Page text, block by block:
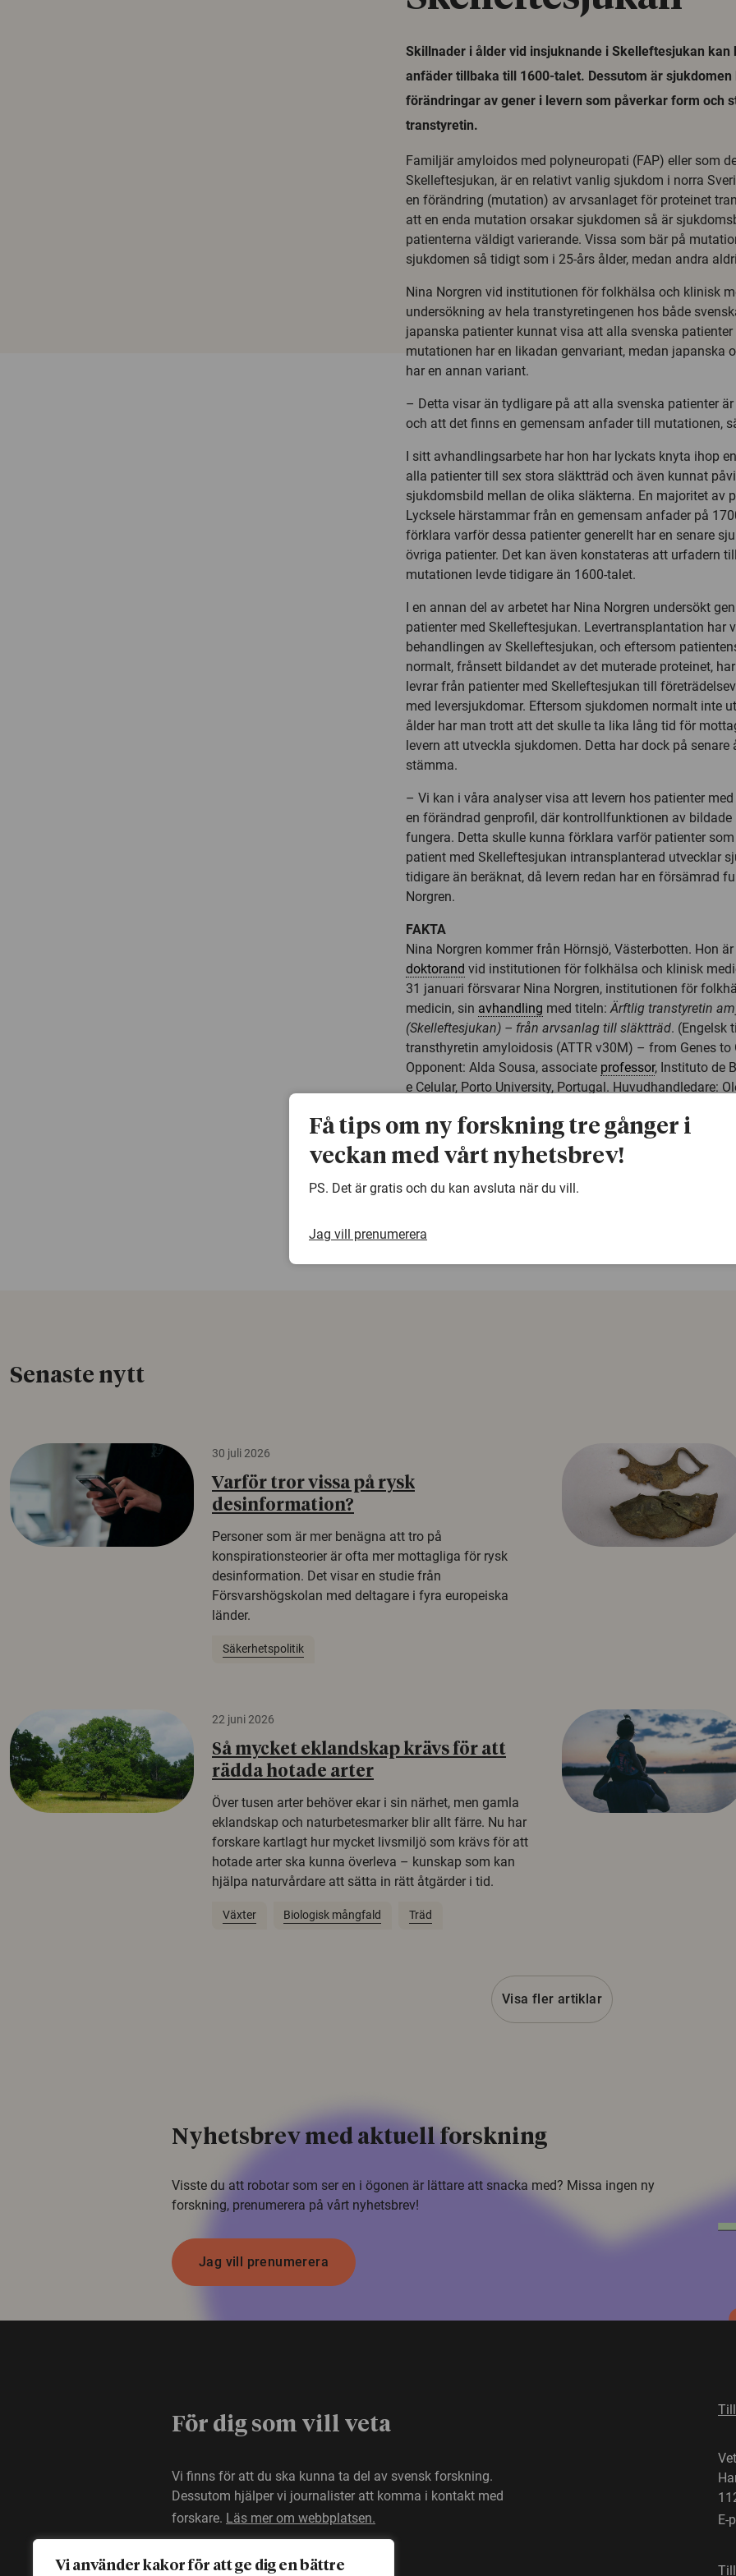
Vi använder kakor för att ge dig en bättre
Skillnader i ålder vid insjuknande i Skelleftesjukan kan
anfäder tillbaka till 1600-talet. Dessutom är
förändringar av gener i levern som påverkar form och
transtyretin.
Familjär amyloidos med polyneuropati (FAP) eller som
Skelleftesjukan, är en relativt vanlig sjukdom i norra
en förändring (mutation) av arvsanlaget för proteinet
att en enda mutation orsakar sjukdomen så är
patienterna väldigt varierande. Vissa som bär på
sjukdomen så tidigt som i 25-års ålder, medan andra
Nina Norgren vid institutionen för folkhälsa och klinisk
undersökning av hela transtyretingenen hos både
japanska patienter kunnat visa att alla svenska patienter
mutationen har en likadan genvariant, medan japanska
har en annan variant.
– Detta visar än tydligare på att alla svenska patienter
och att det finns en gemensam anfader till mutationen,
I sitt avhandlingsarbete har hon har lyckats knyta ihop
alla patienter till sex stora släktträd och även kunnat
sjukdomsbild mellan de olika släkterna. En majoritet av
Lycksele härstammar från en gemensam anfader på
förklara varför dessa patienter generellt har en senare
övriga patienter. Det kan även konstateras att urfadern
mutationen levde tidigare än 1600-talet.
I en annan del av arbetet har Nina Norgren undersökt
patienter med Skelleftesjukan. Levertransplantation har
behandlingen av Skelleftesjukan, och eftersom
normalt, frånsett bildandet av det muterade proteinet,
levrar från patienter med Skelleftesjukan till
med leversjukdomar. Eftersom sjukdomen normalt inte
ålder har man trott att det skulle ta lika lång tid för
levern att utveckla sjukdomen. Detta har dock på senare
stämma.
– Vi kan i våra analyser visa att levern hos patienter
en förändrad genprofil, där kontrollfunktionen av bildade
fungera. Detta skulle kunna förklara varför patienter
patient med Skelleftesjukan intransplanterad utvecklar
tidigare än beräknat, då levern redan har en försämrad
Norgren.
FAKTA
Nina Norgren kommer från Hörnsjö, Västerbotten. Hon
doktorand vid institutionen för folkhälsa och klinisk
31 januari försvarar Nina Norgren, institutionen för
medicin, sin avhandling med titeln:Ärftlig transtyretin
(Skelleftesjukan) – från arvsanlag till släktträd. (Engelsk
transthyretin amyloidosis (ATTR v30M) – from Genes to
Opponent: Alda Sousa, associate professor, Instituto de
e Celular, Porto University, Portugal. Huvudhandledare:
Avhandlingen är publicerad digitalt.
warningDenna artikel är några år gammal och det kan
Senaste nytt
30 juli 2026
Varför tror vissa på rysk
desinformation?
Personer som är mer benägna att tro på
konspirationsteorier är ofta mer mottagliga för rysk
desinformation. Det visar en studie från
Försvarshögskolan med deltagare i fyra europeiska
länder.
Säkerhetspolitik
22 juni 2026
Så mycket eklandskap krävs för att
rädda hotade arter
Över tusen arter behöver ekar i sin närhet, men gamla
eklandskap och naturbetesmarker blir allt färre. Nu har
forskare kartlagt hur mycket livsmiljö som krävs för att
hotade arter ska kunna överleva – kunskap som kan
hjälpa naturvårdare att sätta in rätt åtgärder i tid.
Växter Biologisk mångfald Träd
Visa fler artiklar
Nyhetsbrev med aktuell forskning
Visste du att robotar som ser en i ögonen är lättare att snacka med? Missa ingen ny
forskning, prenumerera på vårt nyhetsbrev!
Jag vill prenumerera
För dig som vill veta
Vi finns för att du ska kunna ta del av svensk forskning.
Dessutom hjälper vi journalister att komma i kontakt med
forskare. Läs mer om webbplatsen.
E-
Få tips om ny forskning tre gånger i
veckan med vårt nyhetsbrev!
PS. Det är gratis och du kan avsluta när du vill.
Jag vill prenumerera